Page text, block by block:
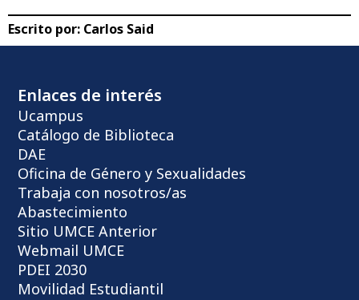
Escrito por: Carlos Said
Enlaces de interés
Ucampus
Catálogo de Biblioteca
DAE
Oficina de Género y Sexualidades
Trabaja con nosotros/as
Abastecimiento
Sitio UMCE Anterior
Webmail UMCE
PDEI 2030
Movilidad Estudiantil